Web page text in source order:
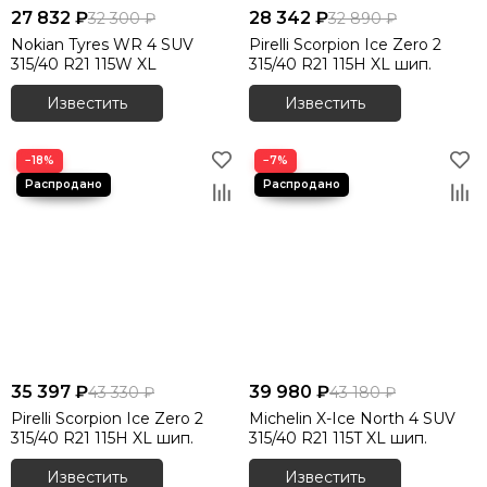
Зимние шины 245/45 R19
Зимние шины 245/45 R20
Зимние шины 245/50 R18
Зимние шины 245/50 R17
Зимние шины 245/50 R19
Зимние шины 245/50 R20
Зимние шины 245/55 R19
Зимние шины 245/60 R18
Зимние шины 255/40 R19
Зимние шины 255/40 R18
Зимние шины 255/45 R18
Зимние шины 255/45 R19
27 832 ₽32 300 ₽
Nokian Tyres WR 4 SUV
315/40 R21 115W XL
Известить
28 342 ₽32 890 ₽
Pirelli Scorpion Ice Zero 2
315/40 R21 115H XL шип.
Известить
−18%
35 397 ₽43 330 ₽
Pirelli Scorpion Ice Zero 2
315/40 R21 115H XL шип.
Известить
−7%
39 980 ₽43 180 ₽
Michelin X-Ice North 4 SUV
315/40 R21 115T XL шип.
Известить